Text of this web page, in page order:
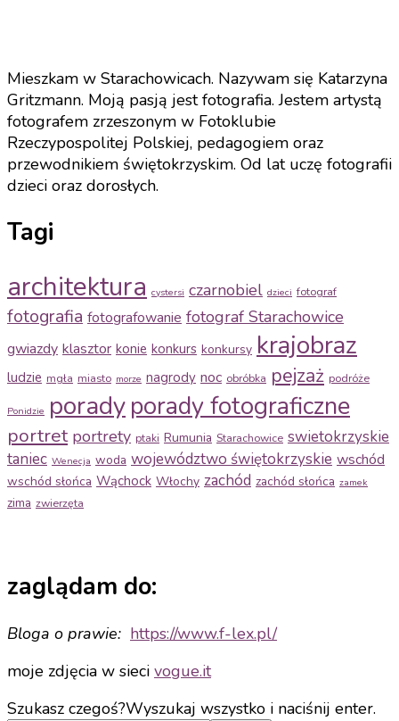
Mieszkam w Starachowicach. Nazywam się Katarzyna
Gritzmann. Moją pasją jest fotografia. Jestem artystą
fotografem zrzeszonym w Fotoklubie
Rzeczypospolitej Polskiej, pedagogiem oraz
przewodnikiem świętokrzyskim. Od lat uczę fotografii
dzieci oraz dorosłych.
Tagi
architektura cystersi czarnobiel dzieci fotograf
fotografia fotografowanie fotograf Starachowice
gwiazdy klasztor konie konkurs konkursy krajobraz
ludzie mgła miasto morze nagrody noc obróbka pejzaż podróże
Ponidzie poradyporady fotograficzne
portret portrety ptaki Rumunia Starachowice swietokrzyskie
taniec Wenecja woda województwo świętokrzyskie wschód
wschód słońca Wąchock Włochy zachód zachód słońca zamek
zima zwierzęta
zaglądam do:
Bloga o prawie: https://www.f-lex.pl/
moje zdjęcia w sieci vogue.it
Szukasz czegoś?Wyszukaj wszystko i naciśnij enter.